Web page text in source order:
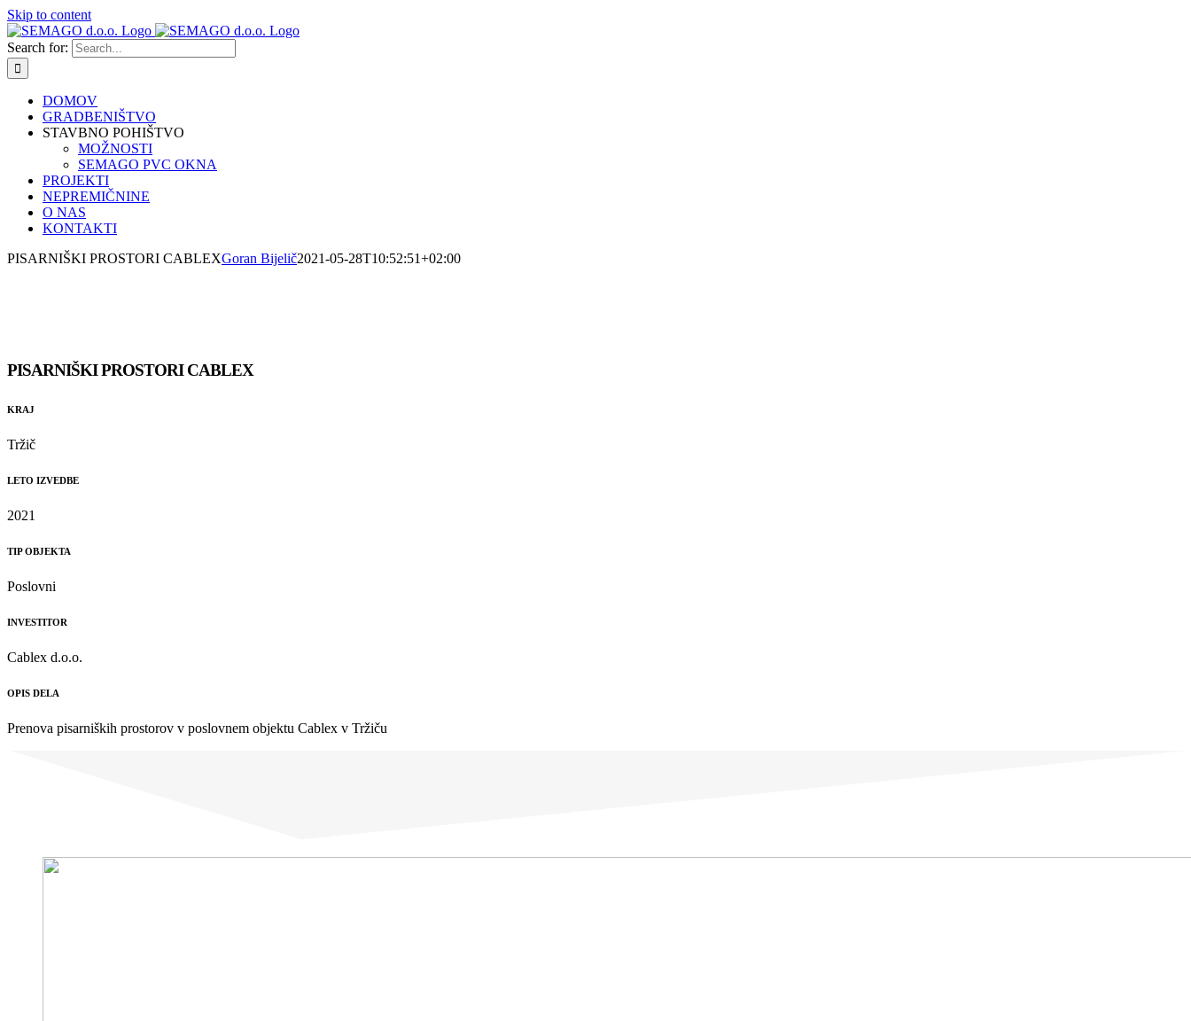
Skip to content
Search for:
DOMOV
GRADBENIŠTVO
STAVBNO POHIŠTVO
MOŽNOSTI
SEMAGO PVC OKNA
PROJEKTI
NEPREMIČNINE
O NAS
KONTAKTI
PISARNIŠKI PROSTORI CABLEXGoran Bijelič2021-05-28T10:52:51+02:00
PISARNIŠKI PROSTORI CABLEX
KRAJ
Tržič
LETO IZVEDBE
2021
TIP OBJEKTA
Poslovni
INVESTITOR
Cablex d.o.o.
OPIS DELA
Prenova pisarniških prostorov v poslovnem objektu Cablex v Tržiču